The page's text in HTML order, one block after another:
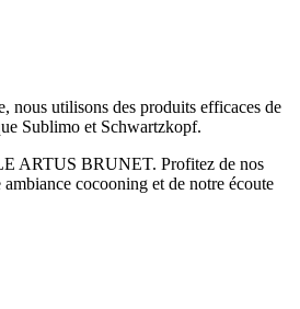
nous utilisons des produits efficaces de
Sublimo et Schwartzkopf.
ARTUS BRUNET. Profitez de nos
cocooning et de notre écoute